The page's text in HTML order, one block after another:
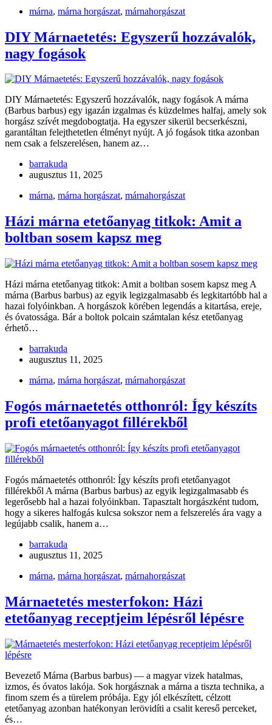
márna, márna horgászat, márnahorgászat
DIY Márnaetetés: Egyszerű hozzávalók,
nagy fogások
DIY Márnaetetés: Egyszerű hozzávalók, nagy fogások A márna
(Barbus barbus) egy igazán izgalmas és küzdelmes halfaj, amely sok
horgász szívét megdobogtatja. Ha egyszer sikerül becserkészni,
garantáltan felejthetetlen élményt nyújt. A jó fogások titka azonban
nem csak a felszerelésen, hanem az…
barrakuda
augusztus 11, 2025
márna, márna horgászat, márnahorgászat
Házi márna etetőanyag titkok: Amit a
boltban sosem kapsz meg
Házi márna etetőanyag titkok: Amit a boltban sosem kapsz meg A
márna (Barbus barbus) az egyik legizgalmasabb és legkitartóbb hal a
hazai folyóinkban. A horgászok körében legendás a kitartása, ereje,
és óvatossága. Bár a boltok polcain számtalan kész etetőanyag
érhető…
barrakuda
augusztus 11, 2025
márna, márna horgászat, márnahorgászat
Fogós márnaetetés otthonról: Így készíts
profi etetőanyagot fillérekből
Fogós márnaetetés otthonról: Így készíts profi etetőanyagot
fillérekből A márna (Barbus barbus) az egyik legizgalmasabb és
legerősebb hal a hazai folyóinkban. Tapasztalt horgászként tudom,
hogy a sikeres halfogás kulcsa sokszor nem a felszerelés ára vagy a
legújabb csalik, hanem a…
barrakuda
augusztus 11, 2025
márna, márna horgászat, márnahorgászat
Márnaetetés mesterfokon: Házi
etetőanyag receptjeim lépésről lépésre
Bevezető Márna (Barbus barbus) — a magyar vizek hatalmas,
izmos, és óvatos lakója. Sok horgásznak a márna a tiszta technika, a
finom szem és a türelem próbája. Egy jól elkészített, célzott
etetőanyag azonban hatékonyan lerövidíti a csalit kereső perceket,
és…